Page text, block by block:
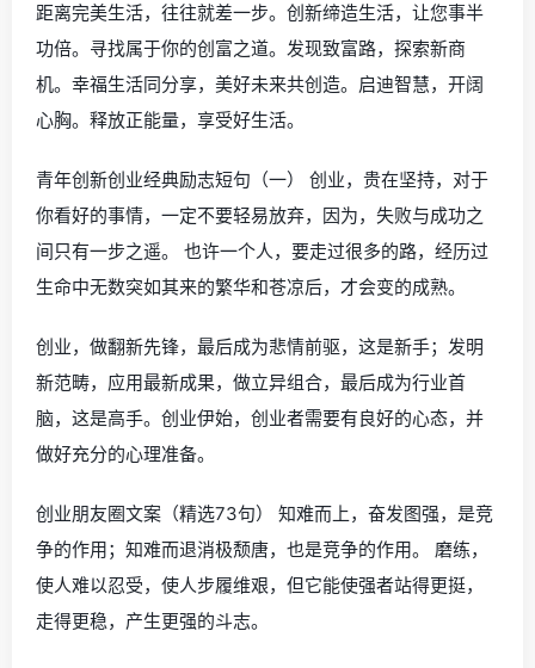
距离完美生活，往往就差一步。创新缔造生活，让您事半
功倍。寻找属于你的创富之道。发现致富路，探索新商
机。幸福生活同分享，美好未来共创造。启迪智慧，开阔
心胸。释放正能量，享受好生活。
青年创新创业经典励志短句（一） 创业，贵在坚持，对于
你看好的事情，一定不要轻易放弃，因为，失败与成功之
间只有一步之遥。 也许一个人，要走过很多的路，经历过
生命中无数突如其来的繁华和苍凉后，才会变的成熟。
创业，做翻新先锋，最后成为悲情前驱，这是新手；发明
新范畴，应用最新成果，做立异组合，最后成为行业首
脑，这是高手。创业伊始，创业者需要有良好的心态，并
做好充分的心理准备。
创业朋友圈文案（精选73句） 知难而上，奋发图强，是竞
争的作用；知难而退消极颓唐，也是竞争的作用。 磨练，
使人难以忍受，使人步履维艰，但它能使强者站得更挺，
走得更稳，产生更强的斗志。